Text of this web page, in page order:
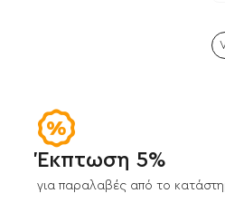
Έκπτωση 5%
για παραλαβές από το